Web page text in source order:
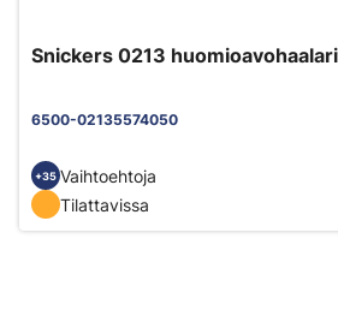
Snickers 0213
6500-02135574050
+35 Vaihtoehtoja
Tilattavissa